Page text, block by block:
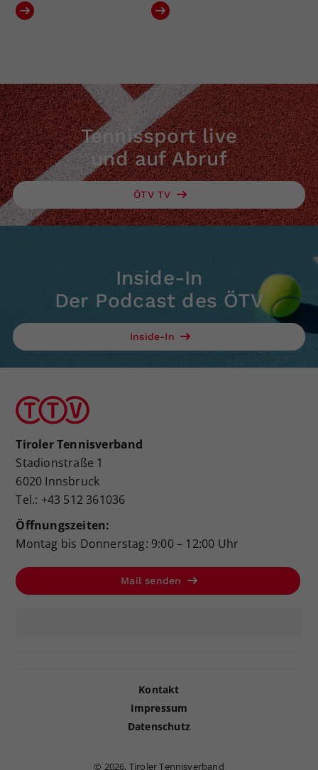
Tennissport live
und auf Abruf
ÖTV TV
Inside-In
Der Podcast des ÖTV
Inside-In
Tiroler Tennisverband
Stadionstraße 1
6020 Innsbruck
Tel.: +43 512 361036
Öffnungszeiten:
Montag bis Donnerstag: 9:00 – 12:00 Uhr
Mail senden
Kontakt
Impressum
Datenschutz
© 2026, Tiroler Tennisverband